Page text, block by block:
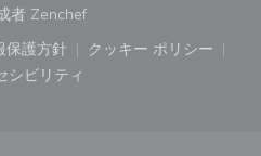
者 Zenchef((新しいウィンドウで開
ます))
ウで開きます))
保護方針
((新しいウィンドウで開きます))
クッキー ポリシー
((新しいウィ
シビリティ
((新しいウィンドウで開きます))